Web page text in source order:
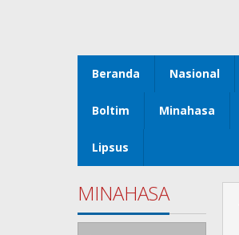
Beranda Nasional
Boltim Minahasa
Lipsus
MINAHASA